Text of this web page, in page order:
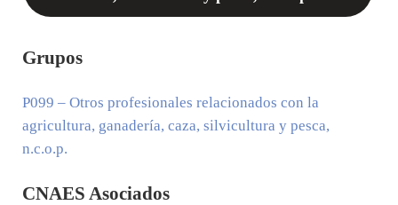
Grupos
P099 – Otros profesionales relacionados con la
agricultura, ganadería, caza, silvicultura y pesca,
n.c.o.p.
CNAES Asociados